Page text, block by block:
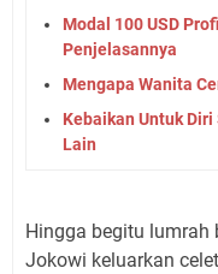
Modal 100 USD
Penjelasannya
Mengapa Wanita
Kebaikan Untuk
Lain
Hingga begitu lumrah
Jokowi keluarkan